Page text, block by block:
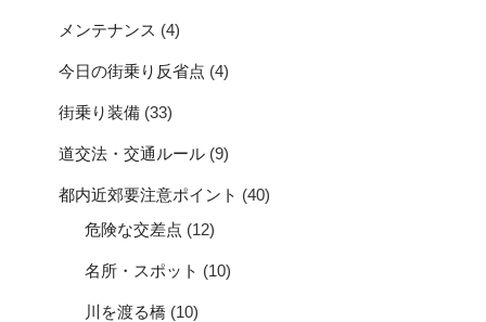
メンテナンス (4)
今日の街乗り反省点 (4)
街乗り装備 (33)
道交法・交通ルール (9)
都内近郊要注意ポイント (40)
危険な交差点 (12)
名所・スポット (10)
川を渡る橋 (10)